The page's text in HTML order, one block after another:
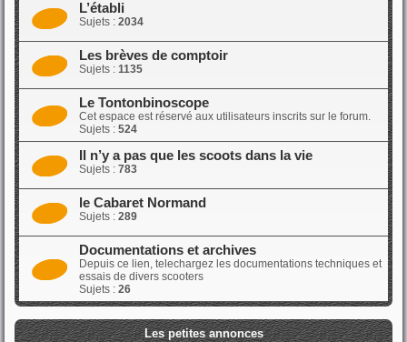
L’établi
Sujets : 2034
Les brèves de comptoir
Sujets : 1135
Le Tontonbinoscope
Cet espace est réservé aux utilisateurs inscrits sur le forum.
Sujets : 524
Il n’y a pas que les scoots dans la vie
Sujets : 783
le Cabaret Normand
Sujets : 289
Documentations et archives
Depuis ce lien, telechargez les documentations techniques et
essais de divers scooters
Sujets : 26
Les petites annonces